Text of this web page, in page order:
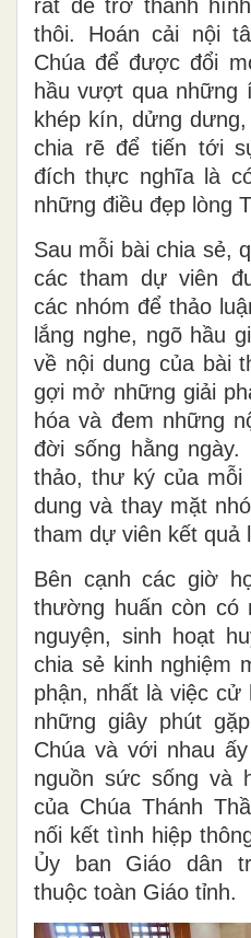
rất dễ trở thành
thôi. Hoán cải nội
Chúa để được đổi
hầu vượt qua những
khép kín, dửng
chia rẽ để tiến tới
đích thực nghĩa là
những điều đẹp lòng
Sau mỗi bài chia sẻ,
các tham dự viên
các nhóm để thảo
lắng nghe, ngõ hầu
về nội dung của bài
gợi mở những giải
hóa và đem những
đời sống hằng
thảo, thư ký của mỗi
dung và thay mặt
tham dự viên kết quả
Bên cạnh các giờ
thường huấn còn có
nguyện, sinh hoạt
chia sẻ kinh nghiệm
phận, nhất là việc cử
những giây phút
Chúa và với nhau
nguồn sức sống và
của Chúa Thánh
nối kết tình hiệp
Ủy ban Giáo dân
thuộc toàn Giáo tỉnh.